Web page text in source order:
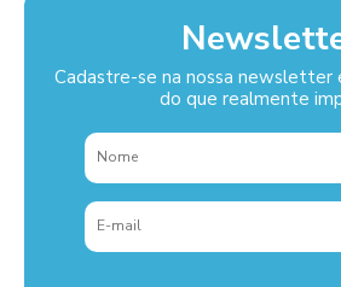
Cadastre-se na nossa newsletter
do que realmente